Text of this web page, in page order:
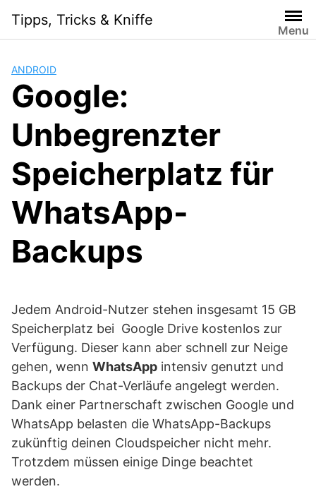
content
Tipps, Tricks & Kniffe
Menu
ANDROID
Google:
Unbegrenzter
Speicherplatz für
WhatsApp-
Backups
Jedem Android-Nutzer stehen insgesamt 15 GB
Speicherplatz bei Google Drive kostenlos zur
Verfügung. Dieser kann aber schnell zur Neige
gehen, wenn WhatsApp intensiv genutzt und
Backups der Chat-Verläufe angelegt werden.
Dank einer Partnerschaft zwischen Google und
WhatsApp belasten die WhatsApp-Backups
zukünftig deinen Cloudspeicher nicht mehr.
Trotzdem müssen einige Dinge beachtet
werden.